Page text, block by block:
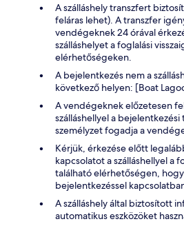
A szálláshely transzfert
feláras lehet). A transzfer
vendégeknek 24 órával
szálláshelyet a foglalási
elérhetőségeken.
A bejelentkezés nem a
következő helyen: [Boat
A vendégeknek előzetesen
szálláshellyel a
személyzet fogadja a
Kérjük, érkezése előtt
kapcsolatot a szálláshellyel a
található elérhetőségen,
bejelentkezéssel
A szálláshely által biztosított
automatikus eszközöket